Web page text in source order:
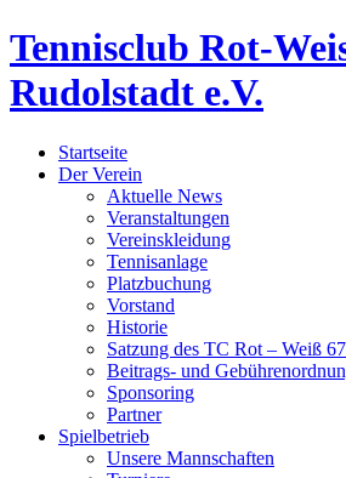
Tennisclub Rot-
Rudolstadt e.V.
Startseite
Der Verein
Aktuelle News
Veranstaltungen
Vereinskleidung
Tennisanlage
Platzbuchung
Vorstand
Historie
Satzung des TC Rot – Weiß
Beitrags- und
Sponsoring
Partner
Spielbetrieb
Unsere Mannschaften